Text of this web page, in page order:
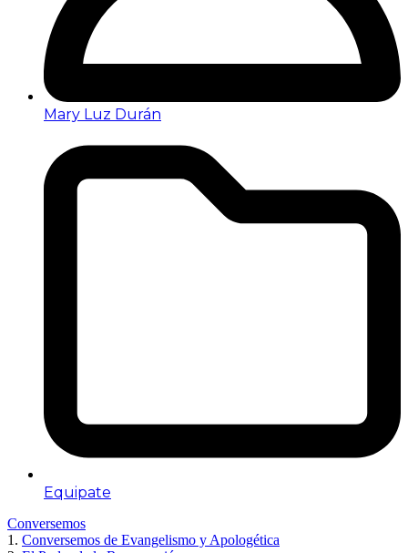
Mary Luz Durán
Equipate
Conversemos
1. Conversemos de Evangelismo y Apologética